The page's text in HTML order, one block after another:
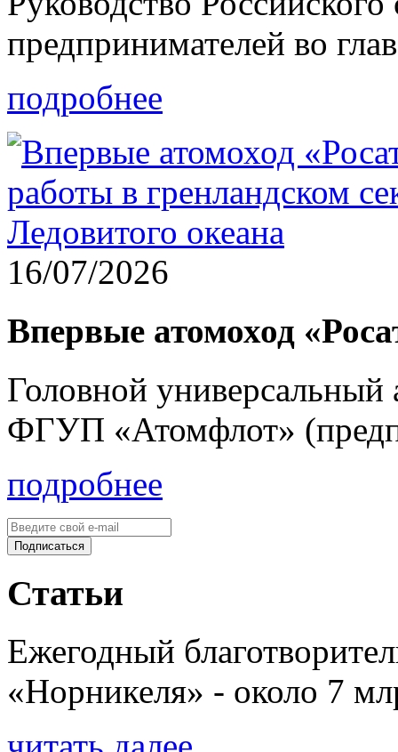
предпринимателей во
подробнее
16/07/2026
Впервые атомоход
Головной
ФГУП «Атомфлот»
подробнее
Статьи
Ежегодный
«Норникеля» - около 7